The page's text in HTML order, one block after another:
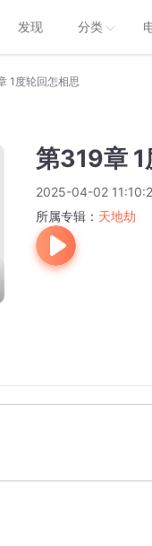
发现 分类
1度轮回怎相思
第319章
2025-04-02
所属专辑： 天地劫